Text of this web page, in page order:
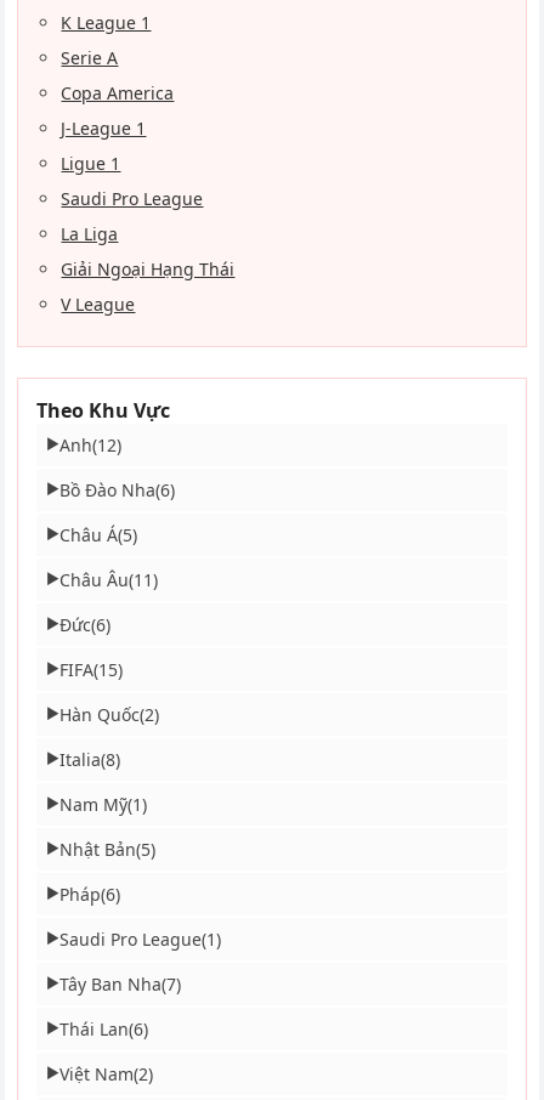
K League 1
Serie A
Copa America
J-League 1
Ligue 1
Saudi Pro League
La Liga
Giải Ngoại Hạng Thái
V League
Theo Khu Vực
▶Anh(12)
▶Bồ Đào Nha(6)
▶Châu Á(5)
▶Châu Âu(11)
▶Đức(6)
▶FIFA(15)
▶Hàn Quốc(2)
▶Italia(8)
▶Nam Mỹ(1)
▶Nhật Bản(5)
▶Pháp(6)
▶Saudi Pro League(1)
▶Tây Ban Nha(7)
▶Thái Lan(6)
▶Việt Nam(2)